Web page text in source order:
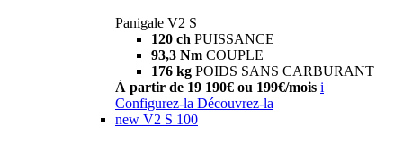
Panigale V2 S
120 ch PUISSANCE
93,3 Nm COUPLE
176 kg POIDS SANS CARBURANT
À partir de 19 190€ ou 199€/mois i
Configurez-la Découvrez-la
new V2 S 100